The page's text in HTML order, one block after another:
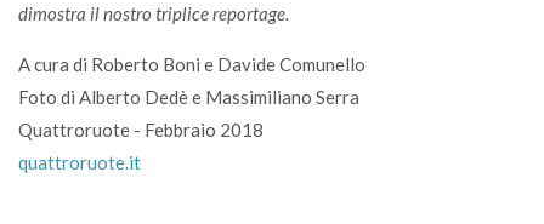
dimostra il nostro triplice reportage.
A cura di Roberto Boni e Davide Comunello
Foto di Alberto Dedè e Massimiliano Serra
Quattroruote - Febbraio 2018
quattroruote.it